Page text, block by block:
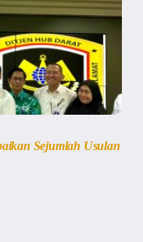
Sejumlah Usulan